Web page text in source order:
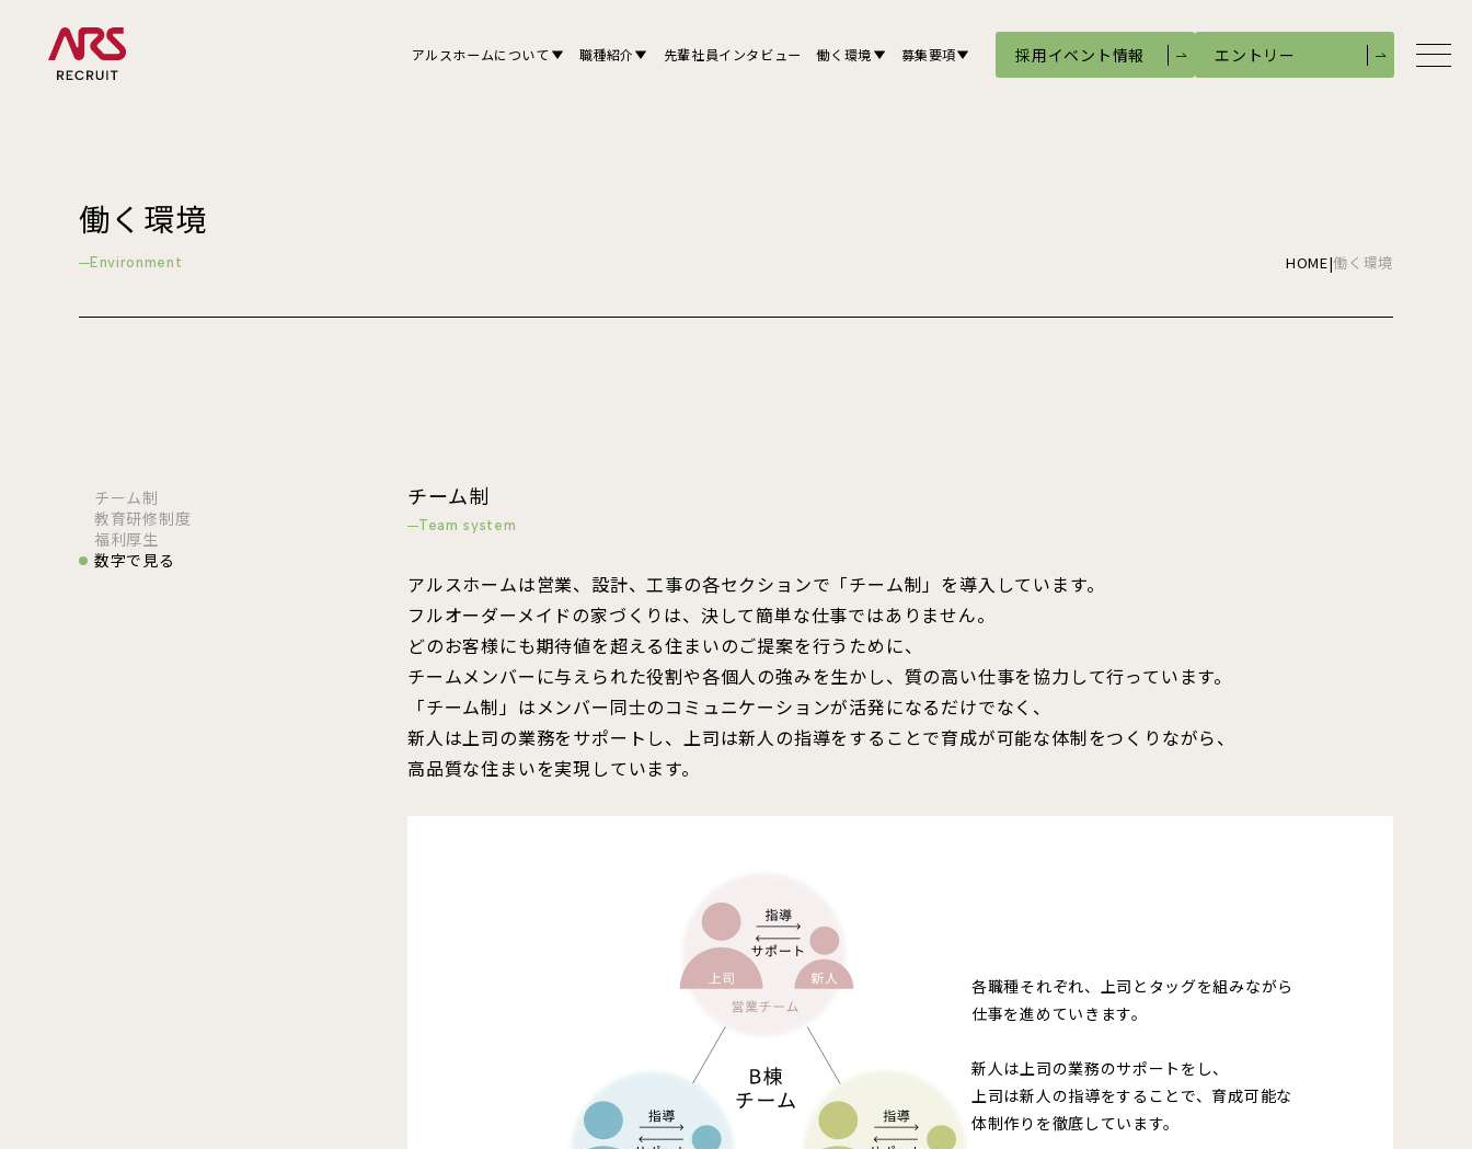
アルスホームについて 職種紹介 先輩社員インタビュー 働く環境 募集要項 採用イベント情報 エントリー
福利厚生
新卒採用
コーポレートサイト ↗
働く環境
Environment HOME|働く環境
チーム制
教育研修制度
福利厚生
数字で見る
チーム制
Team system
アルスホームは営業、設計、工事の各セクションで「チーム制」を導入しています。
フルオーダーメイドの家づくりは、決して簡単な仕事ではありません。
どのお客様にも期待値を超える住まいのご提案を行うために、
チームメンバーに与えられた役割や各個人の強みを生かし、質の高い仕事を協力して行っています。
「チーム制」はメンバー同士のコミュニケーションが活発になるだけでなく、
新人は上司の業務をサポートし、上司は新人の指導をすることで育成が可能な体制をつくりながら、
高品質な住まいを実現しています。
各職種それぞれ、上司とタッグを組みながら
仕事を進めていきます。
新人は上司の業務のサポートをし、
上司は新人の指導をすることで、育成可能な
体制作りを徹底しています。